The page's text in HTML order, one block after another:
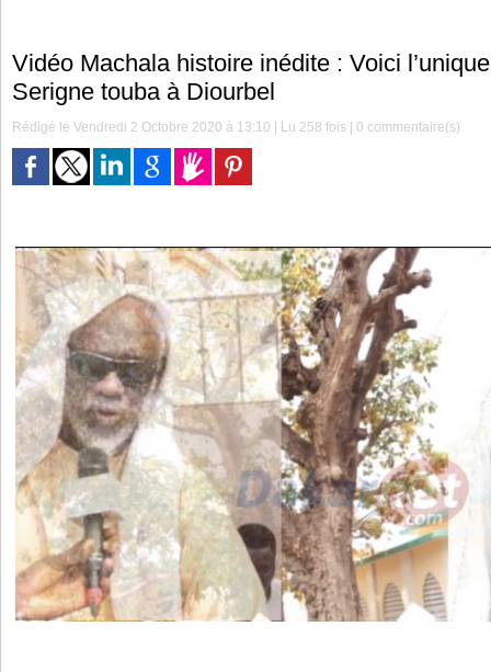
Vidéo Machala histoire inédite : Voici
Serigne touba à Diourbel
Rédigé le Vendredi 2 Octobre 2020 à 13:10 | Lu 258 fois |0 commentaire(s)